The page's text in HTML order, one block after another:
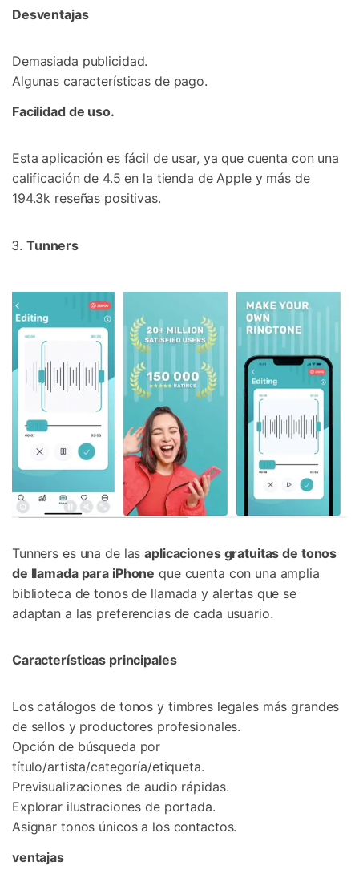
Desventajas
Demasiada publicidad.
Algunas características de pago.
Facilidad de uso.
Esta aplicación es fácil de usar, ya que cuenta con una
calificación de 4.5 en la tienda de Apple y más de
194.3k reseñas positivas.
Tunners
Tunners es una de lasaplicaciones gratuitas de tonos
de llamada para iPhone que cuenta con una amplia
biblioteca de tonos de llamada y alertas que se
adaptan a las preferencias de cada usuario.
Características principales
Los catálogos de tonos y timbres legales más grandes
de sellos y productores profesionales.
Opción de búsqueda por
título/artista/categoría/etiqueta.
Previsualizaciones de audio rápidas.
Explorar ilustraciones de portada.
Asignar tonos únicos a los contactos.
ventajas